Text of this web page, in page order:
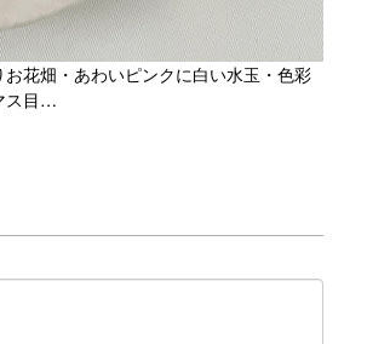
花畑・あわいピンクに白い水玉・色彩
ス目…